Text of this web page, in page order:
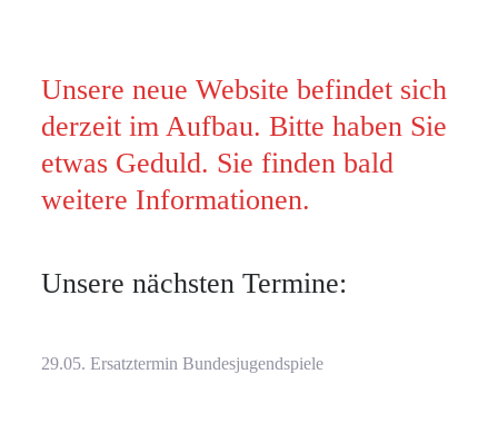
Unsere neue Website befindet sich
derzeit im Aufbau. Bitte haben Sie
etwas Geduld. Sie finden bald
weitere Informationen.
Unsere nächsten Termine:
29.05. Ersatztermin Bundesjugendspiele